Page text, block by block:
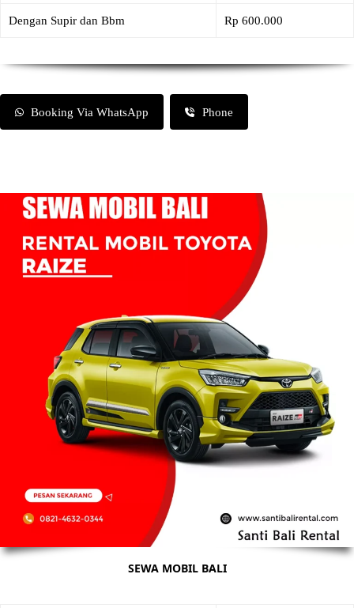
Dengan Supir dan Bbm Rp 600.000
Booking Via WhatsApp Phone
SEWA MOBIL BALI